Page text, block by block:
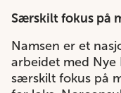
Særskilt fokus på
Namsen er et
arbeidet med Nye
særskilt fokus på